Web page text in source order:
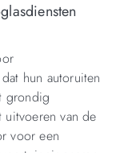
hun autoruiten
grondig
uitvoeren van de
voor een